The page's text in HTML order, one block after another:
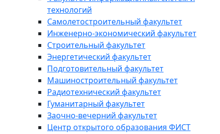
технологий
Самолетостроительный факультет
Инженерно-экономический факультет
Строительный факультет
Энергетический факультет
Подготовительный факультет
Машиностроительный факультет
Радиотехнический факультет
Гуманитарный факультет
Заочно-вечерний факультет
Центр открытого образования ФИСТ